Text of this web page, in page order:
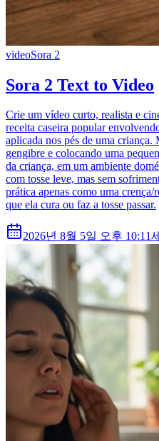
videoSora 2
Sora 2 Text to Video
Crie um vídeo curto, realista e
receita caseira popular
aplicada nos pés de uma
gengibre e colocando uma
da criança, em um ambiente
com tosse leve, mas sem
prática apenas como uma
que ela cura ou faz a tosse passar.
2026년 8월 5일 오후 10:11